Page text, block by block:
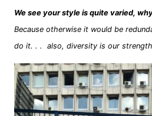
We see your style is quite varied,
Because otherwise it would be
do it. . . also, diversity is our